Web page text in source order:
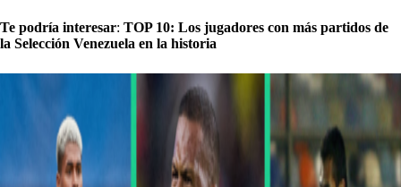
Te podría interesar: TOP 10: Los jugadores con más partidos de
la Selección Venezuela en la historia